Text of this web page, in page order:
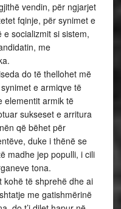
vendin, për ngjarjet
fqinje, për synimet e
socializmit si sistem,
me
do të thellohet më
e armiqve të
elementit armik të
sukseset e arritura
që bëhet për
duke i thënë se
madhe jep populli, i cili
tona.
kohë të shprehë dhe ai
me gatishmërinë